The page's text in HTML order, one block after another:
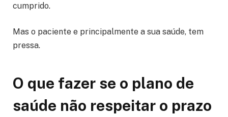
cumprido.
Mas o paciente e principalmente a sua saúde, tem
pressa.
O que fazer se o plano de
saúde não respeitar o prazo